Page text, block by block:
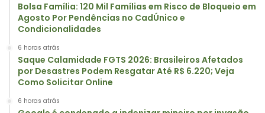
Bolsa Família: 120 Mil Famílias em Risco de Bloqueio em
Agosto Por Pendências no CadÚnico e
Condicionalidades
6 horas atrás
Saque Calamidade FGTS 2026: Brasileiros Afetados
por Desastres Podem Resgatar Até R$ 6.220; Veja
Como Solicitar Online
6 horas atrás